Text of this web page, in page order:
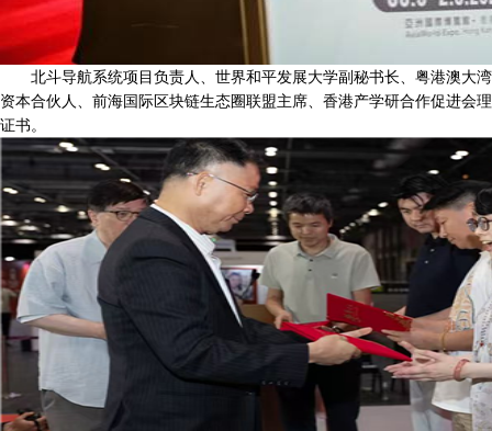
北斗导航系统项目负责人、世界和平发展大学副秘书长、粤港澳大
资本合伙人、前海国际区块链生态圈联盟主席、香港产学研合作促进会
证书。